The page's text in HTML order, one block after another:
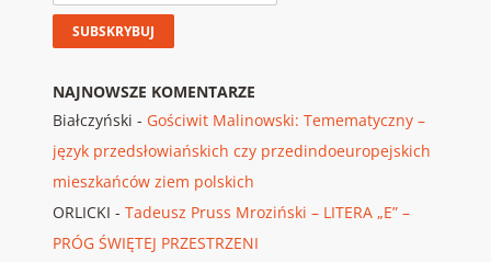
NAJNOWSZE KOMENTARZE
Białczyński - Gościwit Malinowski: Temematyczny –
język przedsłowiańskich czy przedindoeuropejskich
mieszkańców ziem polskich
ORLICKI - Tadeusz Pruss Mroziński – LITERA „E” –
PRÓG ŚWIĘTEJ PRZESTRZENI